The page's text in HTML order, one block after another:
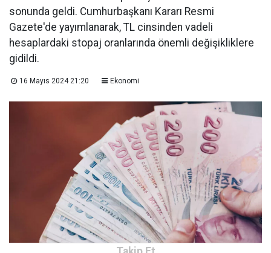
sonunda geldi. Cumhurbaşkanı Kararı Resmi
Gazete'de yayımlanarak, TL cinsinden vadeli
hesaplardaki stopaj oranlarında önemli değişikliklere
gidildi.
16 Mayıs 2024 21:20 Ekonomi